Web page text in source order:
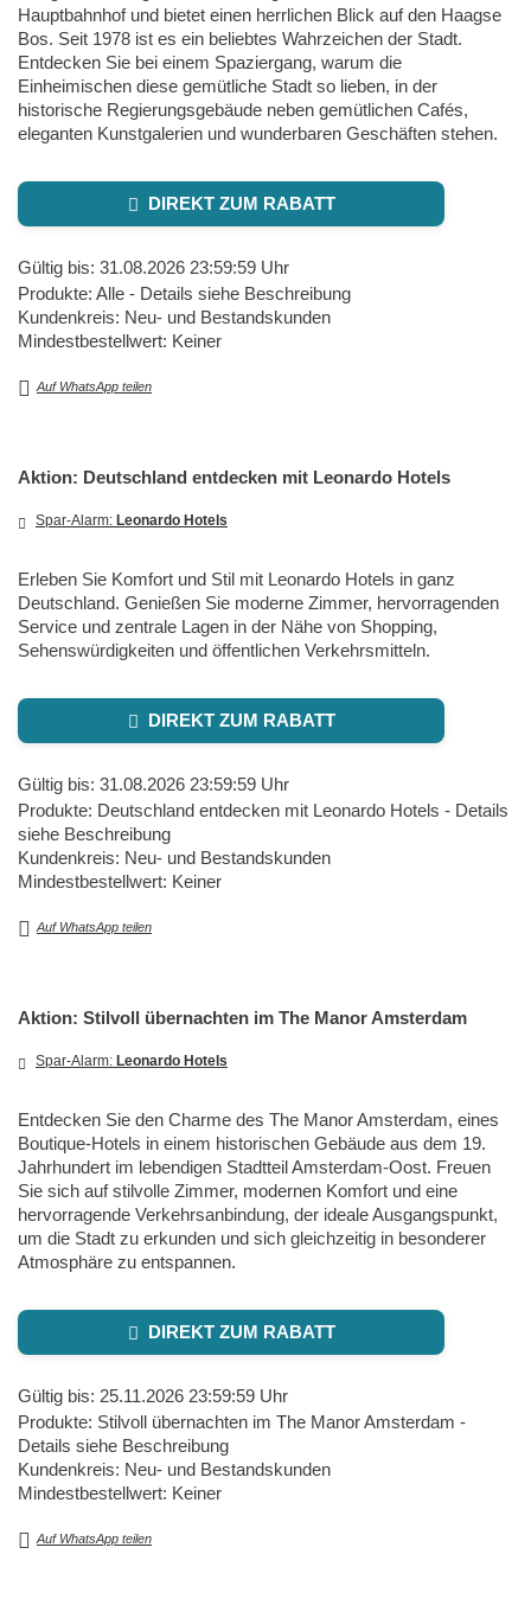
Hauptbahnhof und bietet einen herrlichen Blick auf den Haagse
Bos. Seit 1978 ist es ein beliebtes Wahrzeichen der Stadt.
Entdecken Sie bei einem Spaziergang, warum die
Einheimischen diese gemütliche Stadt so lieben, in der
historische Regierungsgebäude neben gemütlichen Cafés,
eleganten Kunstgalerien und wunderbaren Geschäften stehen.
DIREKT ZUM RABATT
Gültig bis: 31.08.2026 23:59:59 Uhr
Produkte: Alle - Details siehe Beschreibung
Kundenkreis: Neu- und Bestandskunden
Mindestbestellwert: Keiner
Auf WhatsApp teilen
Aktion: Deutschland entdecken mit Leonardo Hotels
Spar-Alarm: Leonardo Hotels
Erleben Sie Komfort und Stil mit Leonardo Hotels in ganz
Deutschland. Genießen Sie moderne Zimmer, hervorragenden
Service und zentrale Lagen in der Nähe von Shopping,
Sehenswürdigkeiten und öffentlichen Verkehrsmitteln.
DIREKT ZUM RABATT
Gültig bis: 31.08.2026 23:59:59 Uhr
Produkte: Deutschland entdecken mit Leonardo Hotels - Details
siehe Beschreibung
Kundenkreis: Neu- und Bestandskunden
Mindestbestellwert: Keiner
Auf WhatsApp teilen
Aktion: Stilvoll übernachten im The Manor Amsterdam
Spar-Alarm: Leonardo Hotels
Entdecken Sie den Charme des The Manor Amsterdam, eines
Boutique-Hotels in einem historischen Gebäude aus dem 19.
Jahrhundert im lebendigen Stadtteil Amsterdam-Oost. Freuen
Sie sich auf stilvolle Zimmer, modernen Komfort und eine
hervorragende Verkehrsanbindung, der ideale Ausgangspunkt,
um die Stadt zu erkunden und sich gleichzeitig in besonderer
Atmosphäre zu entspannen.
DIREKT ZUM RABATT
Gültig bis: 25.11.2026 23:59:59 Uhr
Produkte: Stilvoll übernachten im The Manor Amsterdam -
Details siehe Beschreibung
Kundenkreis: Neu- und Bestandskunden
Mindestbestellwert: Keiner
Auf WhatsApp teilen